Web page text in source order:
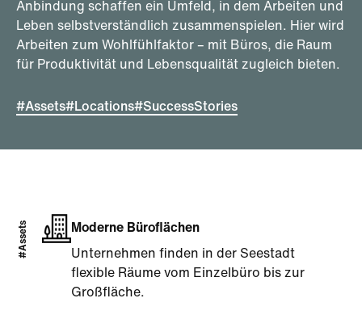
Anbindung schaffen ein Umfeld, in dem Arbeiten und
Leben selbstverständlich zusammenspielen. Hier wird
Arbeiten zum Wohlfühlfaktor – mit Büros, die Raum
für Produktivität und Lebensqualität zugleich bieten.
#Assets#Locations#SuccessStories
#Assets
Moderne Büroflächen
Unternehmen finden in der Seestadt
flexible Räume vom Einzelbüro bis zur
Großfläche.